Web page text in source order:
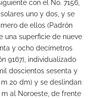
con el No. 7156,
uno y dos, y se
de ellos (Padrón
una superficie de nueve
y ocho decímetros
9167), individualizado
doscientos sesenta y
20 dm) y se deslindan
m al Noroeste, de frente